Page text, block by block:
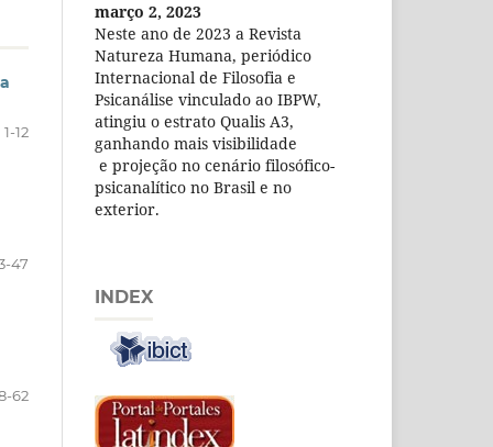
1-12
47
62
março 2, 2023
Neste ano de 2023 a Revista
Natureza Humana, periódico
Internacional de Filosofia e
Psicanálise vinculado ao IBPW,
atingiu o estrato Qualis A3,
ganhando mais visibilidade
e projeção no cenário filosófico-
psicanalítico no Brasil e no
exterior.
INDEX